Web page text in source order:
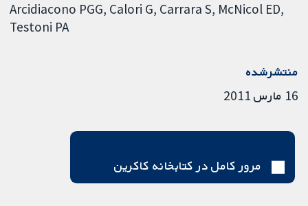
Arcidiacono PGG Calori G Carrara S McNicol ED
Testoni PA
منتشرشده
16 مارس 2011
مرور کامل در کتابخانه کاکرین